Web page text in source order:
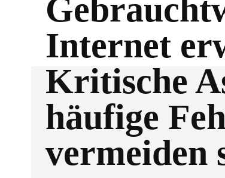
Internet
Kritische
häufige
vermeiden